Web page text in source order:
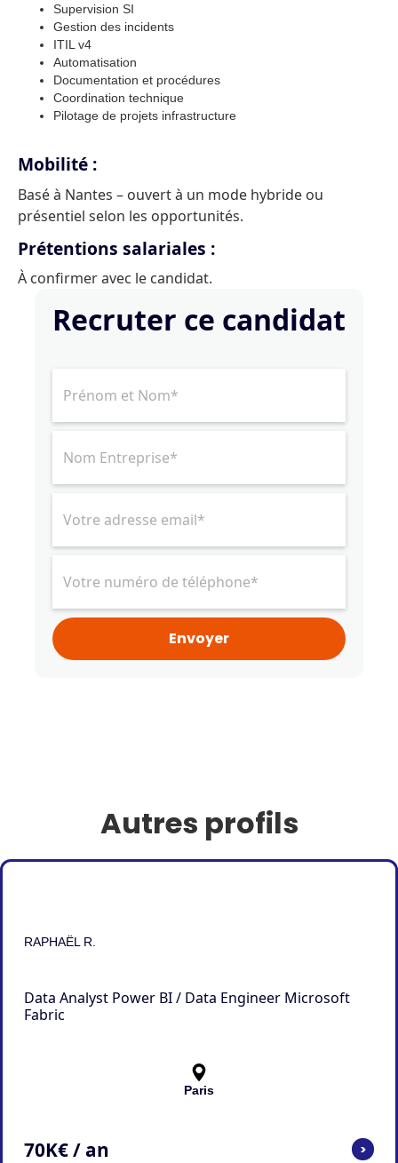
Supervision SI
Gestion des incidents
ITIL v4
Automatisation
Documentation et procédures
Coordination technique
Pilotage de projets infrastructure
Mobilité :
Basé à Nantes – ouvert à un mode hybride ou
présentiel selon les opportunités.
Prétentions salariales :
À confirmer avec le candidat.
Recruter ce candidat
Autres profils
RAPHAËL R.
Data Analyst Power BI / Data Engineer Microsoft
Fabric
Paris
70K€ / an >